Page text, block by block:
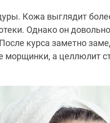
Кожа выглядит
Однако он
курса заметно
морщинки, а целлюлит